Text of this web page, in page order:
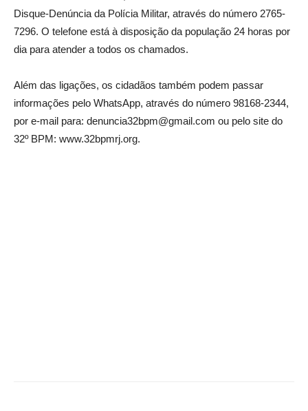
Disque-Denúncia da Polícia Militar, através do número 2765-
7296. O telefone está à disposição da população 24 horas por
dia para atender a todos os chamados.
Além das ligações, os cidadãos também podem passar
informações pelo WhatsApp, através do número 98168-2344,
por e-mail para: denuncia32bpm@gmail.com ou pelo site do
32º BPM: www.32bpmrj.org.